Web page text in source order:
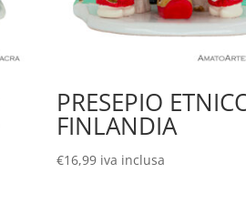
PRESEPIO
FINLANDIA
€16,99 iva inclusa